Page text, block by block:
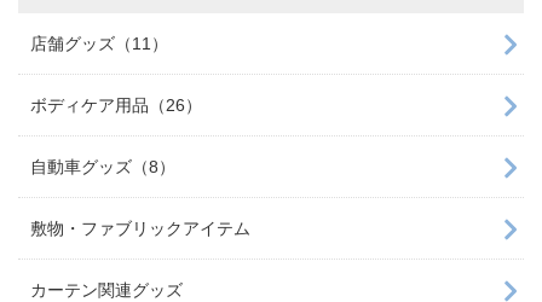
店舗グッズ（11）
ボディケア用品（26）
自動車グッズ（8）
敷物・ファブリックアイテム
カーテン関連グッズ